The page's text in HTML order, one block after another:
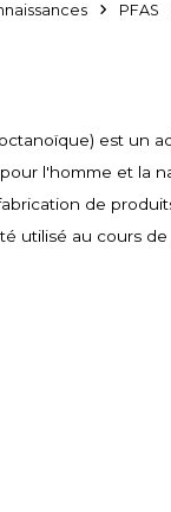
PFAS
est un
l'homme et la
de
utilisé au cours